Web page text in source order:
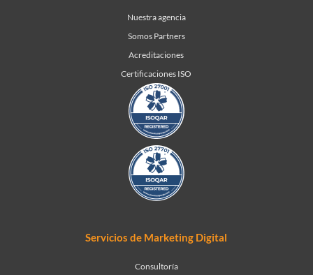
Nuestra agencia
Somos Partners
Acreditaciones
Certificaciones ISO
Servicios de Marketing Digital
Consultoría